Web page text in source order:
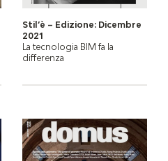
Stil’è – Edizione: Dicembre
2021
La tecnologia BIM fa la
differenza